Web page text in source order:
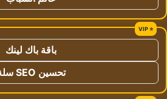
باقة باك لينك
تحسين SEO سلة